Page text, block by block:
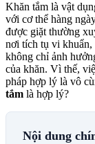
Khăn tắm là vật
với cơ thể hàng
được giặt thường
nơi tích tụ vi khuẩn,
không chỉ ảnh
của khăn. Vì thế,
pháp hợp lý là vô
tắm là hợp lý?
Nội dung